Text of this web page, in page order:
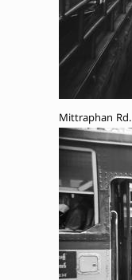
Mittraphan Rd.